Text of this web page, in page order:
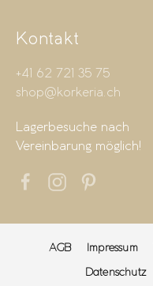
Kontakt
+41 62 721 35 75
shop@korkeria.ch
Lagerbesuche nach
Vereinbarung möglich!
AGB Impressum
Datenschutz